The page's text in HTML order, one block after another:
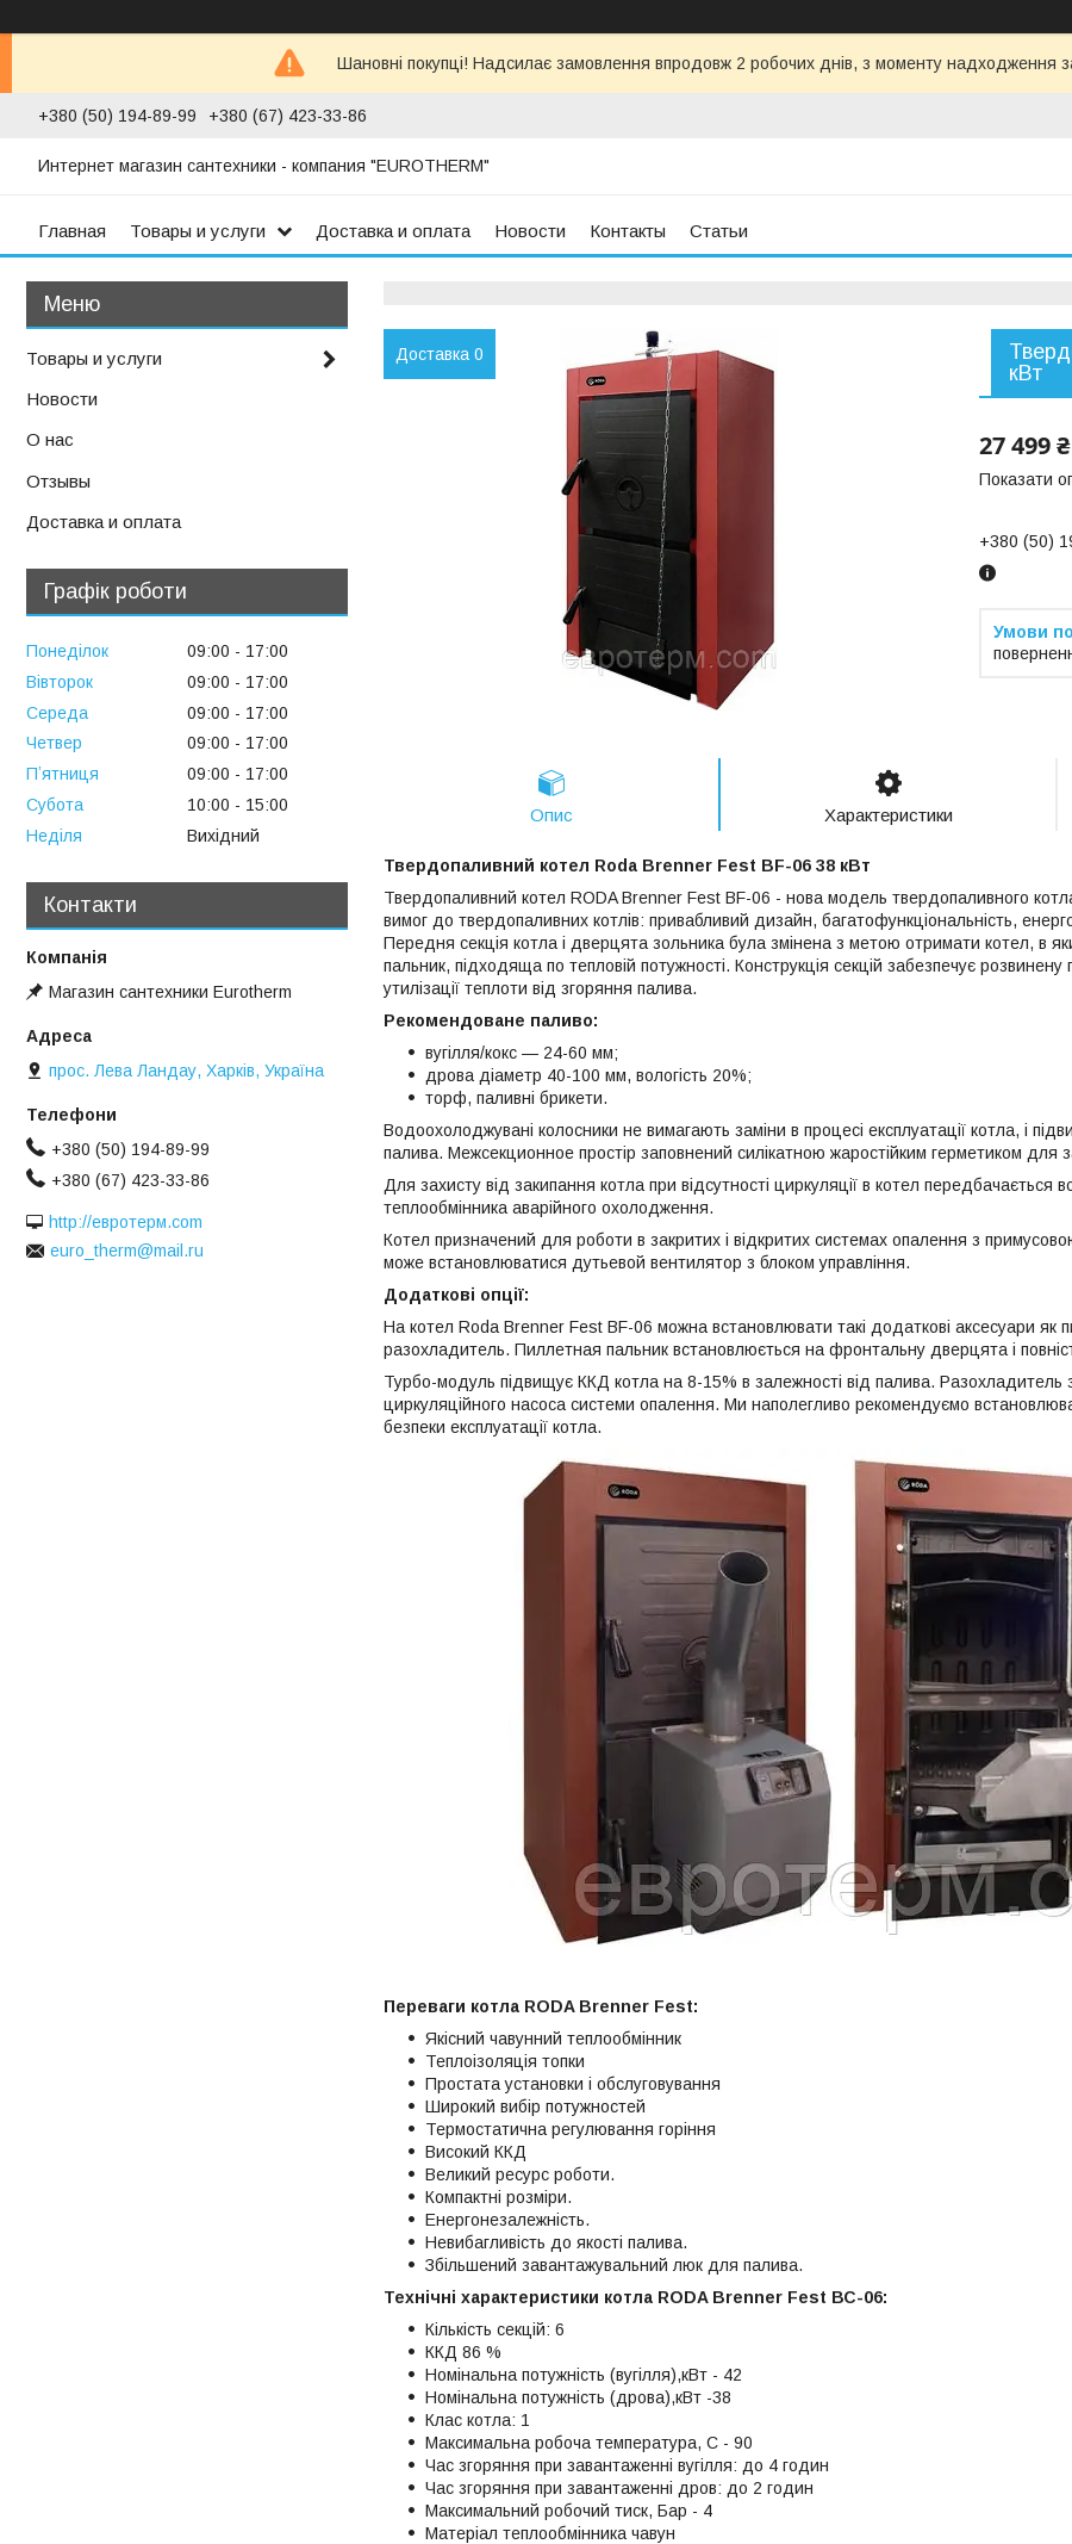
Шановні покупці! Надсилає замовлення впродовж 2 робочих днів, з моменту надходження
+380 (50) 194-89-99 +380 (67) 423-33-86
Интернет магазин сантехники - компания "EUROTHERM"
Главная Товары и услуги Доставка и оплата Новости Контакты Статьи
Доставка 0
кВт
27 499 ₴
Показати
+380 (50)
Опис Характеристики
Твердопаливний котел Roda Brenner Fest BF-06 38 кВт
Твердопаливний котел RODA Brenner Fest BF-06 - нова модель твердопаливного
вимог до твердопаливних котлів: привабливий дизайн, багатофункціональність,
Передня секція котла і дверцята зольника була змінена з метою отримати котел, в
пальник, підходяща по тепловій потужності. Конструкція секцій забезпечує розвинену
утилізації теплоти від згоряння палива.
Рекомендоване паливо:
вугілля/кокс — 24-60 мм;
дрова діаметр 40-100 мм, вологість 20%;
торф, паливні брикети.
Водоохолоджувані колосники не вимагають заміни в процесі експлуатації котла, і
палива. Межсекционное простір заповнений силікатною жаростійким герметиком для
Для захисту від закипання котла при відсутності циркуляції в котел передбачається
теплообмінника аварійного охолодження.
Котел призначений для роботи в закритих і відкритих системах опалення з
може встановлюватися дутьевой вентилятор з блоком управління.
Додаткові опції:
На котел Roda Brenner Fest BF-06 можна встановлювати такі додаткові аксесуари як
разохладитель. Пиллетная пальник встановлюється на фронтальну дверцята і
Турбо-модуль підвищує ККД котла на 8-15% в залежності від палива. Разохладитель
циркуляційного насоса системи опалення. Ми наполегливо рекомендуємо
безпеки експлуатації котла.
Переваги котла RODA Brenner Fest:
Якісний чавунний теплообмінник
Теплоізоляція топки
Простата установки і обслуговування
Широкий вибір потужностей
Термостатична регулювання горіння
Високий ККД
Великий ресурс роботи.
Компактні розміри.
Енергонезалежність.
Невибагливість до якості палива.
Збільшений завантажувальний люк для палива.
Технічні характеристики котла RODA Brenner Fest ВС-06:
Кількість секцій: 6
ККД 86 %
Номінальна потужність (вугілля),кВт - 42
Номінальна потужність (дрова),кВт -38
Клас котла: 1
Максимальна робоча температура, С - 90
Час згоряння при завантаженні вугілля: до 4 годин
Час згоряння при завантаженні дров: до 2 годин
Максимальний робочий тиск, Бар - 4
Матеріал теплообмінника чавун
Товары и услуги
Новости
О нас
Отзывы
Доставка и оплата
Графік роботи
Понеділок 09:00
17:00
Вівторок
09:00
17:00
Середа
09:00
17:00
Четвер
09:00
17:00
Пʼятниця
09:00
17:00
Субота
10:00
15:00
Неділя
Вихідний
Контакти
Магазин сантехники Eurotherm
прос. Лева Ландау, Харків, Україна
+380 (50) 194-89-99
+380 (67) 423-33-86
http://евротерм.com
euro_therm@mail.ru